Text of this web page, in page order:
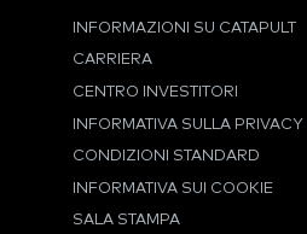
INFORMAZIONI SU CATAPULT
CARRIERA
CENTRO INVESTITORI
INFORMATIVA SULLA PRIVACY
CONDIZIONI STANDARD
INFORMATIVA SUI COOKIE
SALA STAMPA